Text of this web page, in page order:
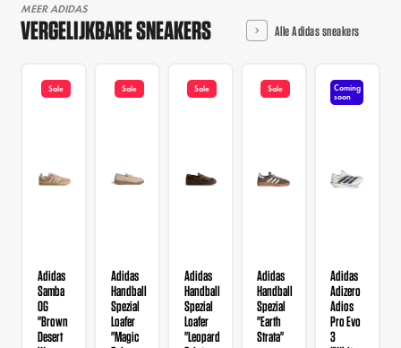
MEER ADIDAS
VERGELIJKBARE SNEAKERS Alle Adidas sneakers
Sale
Adidas
Samba
OG
"Brown
Desert
Sale
Adidas
Handball
Spezial
Loafer
"Magic
Sale
Adidas
Handball
Spezial
Loafer
"Leopard
Sale
Adidas
Handball
Spezial
"Earth
Strata"
Coming
soon
Adidas
Adizero
Adios
Pro Evo
3